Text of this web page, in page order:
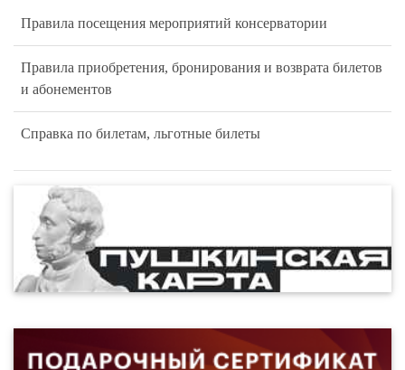
Правила посещения мероприятий консерватории
Правила приобретения, бронирования и возврата билетов
и абонементов
Справка по билетам, льготные билеты